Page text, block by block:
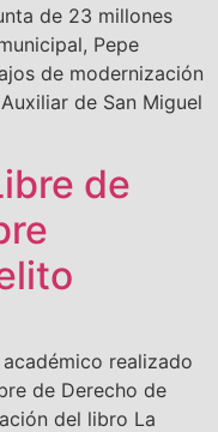
de 23 millones
Pepe
de modernización
de San Miguel
de
realizado
de Derecho de
del libro La